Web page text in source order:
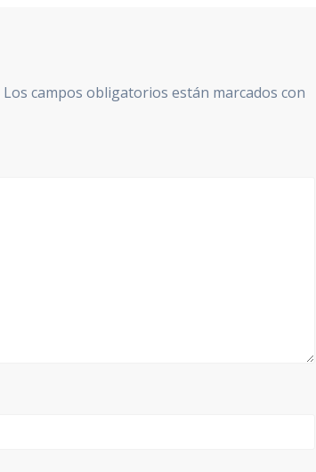
Los campos obligatorios están marcados con